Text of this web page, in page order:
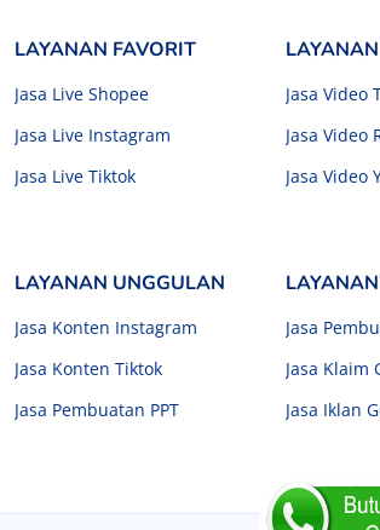
LAYANAN FAVORIT
Jasa Live Shopee
Jasa Live Instagram
Jasa Live Tiktok
Jasa Video
Jasa Video
Jasa Video
LAYANAN UNGGULAN
Jasa Konten Instagram
Jasa Konten Tiktok
Jasa Pembuatan PPT
Jasa
Jasa Klaim
Jasa Iklan